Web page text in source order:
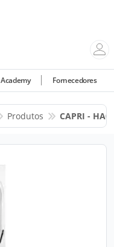
Academy Fornecedores
Produtos CAPRI -